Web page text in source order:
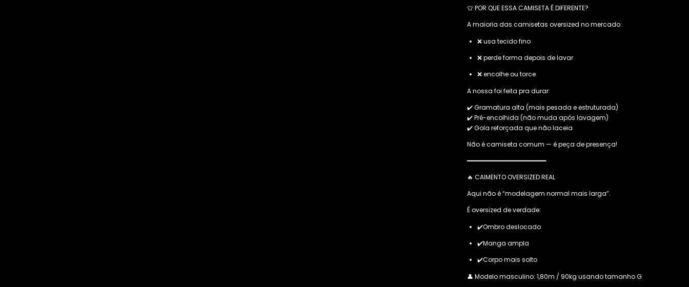
👕 POR QUE ESSA CAMISETA É DIFERENTE?
A maioria das camisetas oversized no mercado:
❌ usa tecido fino
❌ perde forma depois de lavar
❌ encolhe ou torce
A nossa foi feita pra durar:
✔️ Gramatura alta (mais pesada e estruturada)
✔️ Pré-encolhida (não muda após lavagem)
✔️ Gola reforçada que não laceia
Não é camiseta comum — é peça de presença!
━━━━━━━━━━━━━━━━━━━━━━
🔥 CAIMENTO OVERSIZED REAL
Aqui não é “modelagem normal mais larga”.
É oversized de verdade:
✔️Ombro deslocado
✔️Manga ampla
✔️Corpo mais solto
👤 Modelo masculino: 1,80m / 90kg usando tamanho G